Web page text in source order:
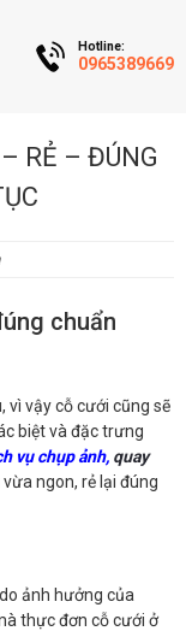
Hotline:
0965389669
RẺ – ĐÚNG
chuẩn
vì vậy cỗ cưới cũng sẽ
biệt và đặc trưng
vụ chụp ảnh, quay
ngon, rẻ lại đúng
ảnh hưởng của
thực đơn cỗ cưới ở